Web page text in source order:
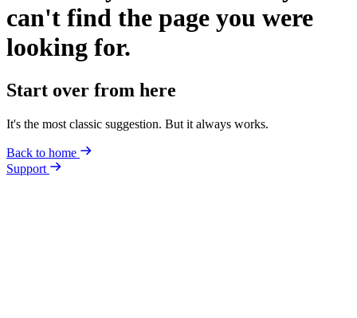
can't find the page you were
looking for.
Start over from here
It's the most classic suggestion. But it always works.
Back to home
Support